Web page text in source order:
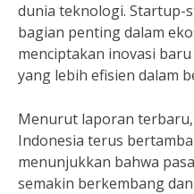
dunia teknologi. Startup-
bagian penting dalam
menciptakan inovasi
yang lebih efisien dalam
Menurut laporan
Indonesia terus
menunjukkan bahwa
semakin berkembang